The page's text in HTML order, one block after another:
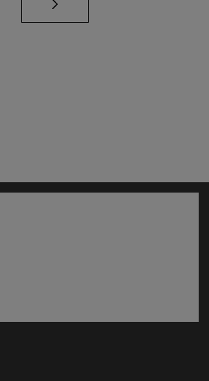
en nueva ventana)